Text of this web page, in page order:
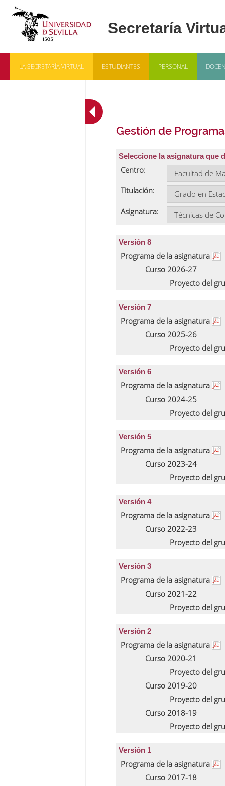
LA SECRETARÍA VIRTUAL ESTUDIANTES PERSONAL
Gestión de
Seleccione la asignatura que
Centro:
Titulación:
Asignatura:
Versión 8
Programa de la asignatura
Curso 2026-27
Proyecto del
Versión 7
Programa de la asignatura
Curso 2025-26
Proyecto del
Versión 6
Programa de la asignatura
Curso 2024-25
Proyecto del
Versión 5
Programa de la asignatura
Curso 2023-24
Proyecto del
Versión 4
Programa de la asignatura
Curso 2022-23
Proyecto del
Versión 3
Programa de la asignatura
Curso 2021-22
Proyecto del
Versión 2
Programa de la asignatura
Curso 2020-21
Proyecto del
Curso 2019-20
Proyecto del
Curso 2018-19
Proyecto del
Versión 1
Programa de la asignatura
Curso 2017-18